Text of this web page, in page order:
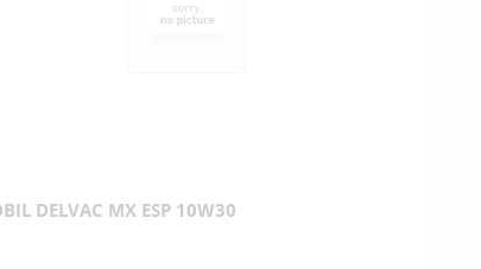
DELVAC MX ESP 10W30